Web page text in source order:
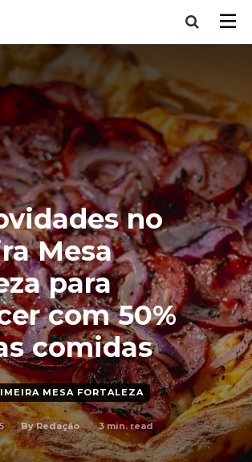
no
Mesa
para
com 50%
comidas
MESA FORTALEZA
By Redação 3min. read